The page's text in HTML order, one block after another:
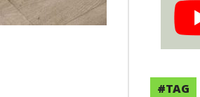
#TAG